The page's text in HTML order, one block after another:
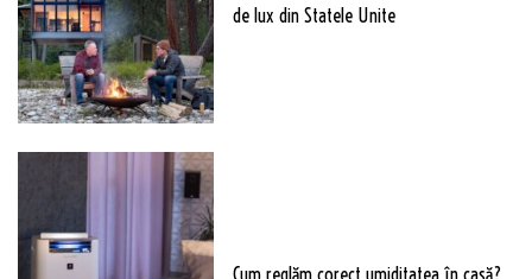
de lux din Statele Unite
Cum reglăm corect umiditatea în casă?